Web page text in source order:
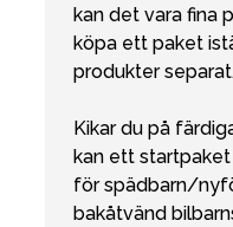
kan det vara fina
köpa ett paket
produkter
Kikar du på
kan ett
för spädbarn/
bakåtvänd